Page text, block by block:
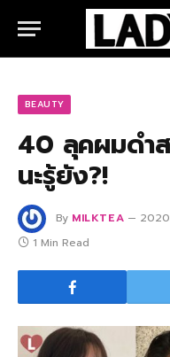
BEAUTY
40 ลุคผมดำ
นะรู้ยัง?!
By MILKTEA
1 Min Read